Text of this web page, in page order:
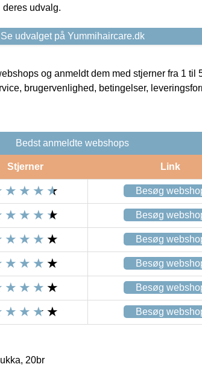
deres udvalg.
Se udvalget på Yummihaircare.dk
og anmeldt dem med stjerner fra 1 til
brugervenlighed, betingelser,
Bedst anmeldte webshops
Stjerner Link
Besøg
Besøg
Besøg
Besøg
Besøg
Besøg
20br